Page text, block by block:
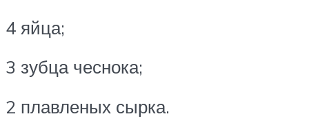
4 яйца;
3 зубца чеснока;
2 плавленых сырка.